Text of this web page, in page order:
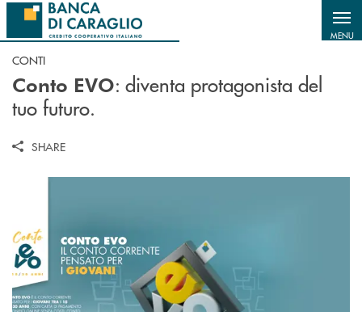
Salta al contenuto principale
MENU
CONTI
Conto EVO: diventa protagonista del
tuo futuro.
SHARE